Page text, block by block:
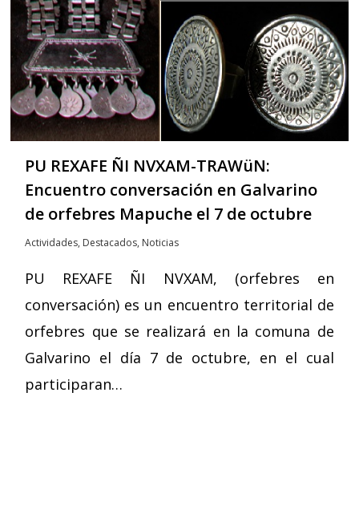
PU REXAFE ÑI NVXAM-TRAWüN:
Encuentro conversación en Galvarino
de orfebres Mapuche el 7 de octubre
Actividades, Destacados, Noticias
PU REXAFE ÑI NVXAM, (orfebres en
conversación) es un encuentro territorial de
orfebres que se realizará en la comuna de
Galvarino el día 7 de octubre, en el cual
participaran…